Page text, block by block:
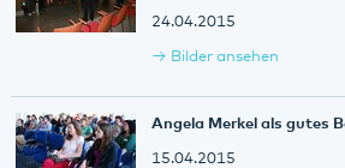
24.04.2015
Bilder ansehen
Angela Merkel als gutes
15.04.2015